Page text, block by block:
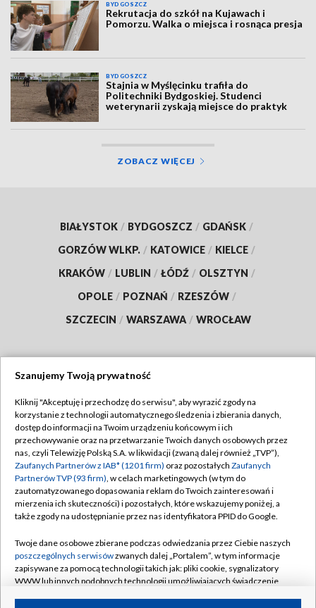
BYDGOSZCZ
Rekrutacja do szkół na Kujawach i
Pomorzu. Walka o miejsca i rosnąca presja
BYDGOSZCZ
Stajnia w Myślęcinku trafiła do
Politechniki Bydgoskiej. Studenci
weterynarii zyskają miejsce do praktyk
ZOBACZ WIĘCEJ
BIAŁYSTOK / BYDGOSZCZ / GDAŃSK /
GORZÓW WLKP. / KATOWICE / KIELCE /
KRAKÓW / LUBLIN / ŁÓDŹ / OLSZTYN /
OPOLE / POZNAŃ / RZESZÓW /
SZCZECIN / WARSZAWA / WROCŁAW
TVP
Abonament TVP
Emisja w TVP
Centrum informacji TVP
Naziemna Telewizja Cyfrowa
Rada Programowa
System NOS
Informacje o nadawcy
Regulamin TVP
Polityka prywatności
Moje zgody
Pomoc
Kontakt
Kanały
Szanujemy Twoją prywatność
Kliknij "Akceptuję i przechodzę do serwisu", aby wyrazić zgody na
korzystanie z technologii automatycznego śledzenia i zbierania danych,
dostęp do informacji na Twoim urządzeniu końcowym i ich
przechowywanie oraz na przetwarzanie Twoich danych osobowych przez
nas, czyli Telewizję Polską S.A. w likwidacji (zwaną dalej również „TVP”),
Zaufanych Partnerów z IAB* (1201 firm) oraz pozostałych Zaufanych
Partnerów TVP (93 firm), w celach marketingowych (w tym do
zautomatyzowanego dopasowania reklam do Twoich zainteresowań i
mierzenia ich skuteczności) i pozostałych, które wskazujemy poniżej, a
także zgody na udostępnianie przez nas identyfikatora PPID do Google.
Twoje dane osobowe zbierane podczas odwiedzania przez Ciebie naszych
poszczególnych serwisówzwanych dalej „Portalem”, w tym informacje
zapisywane za pomocą technologii takich jak: pliki cookie, sygnalizatory
WWW lub innych podobnych technologii umożliwiających świadczenie